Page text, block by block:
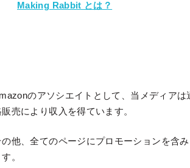
Making Rabbit とは？
のアソシエイトとして、当メディアは
販売により収入を得ています。
の他、全てのページにプロモーションを含み
。